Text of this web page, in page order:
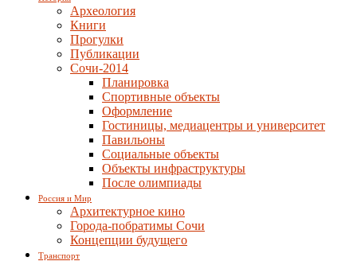
Археология
Книги
Прогулки
Публикации
Сочи-2014
Планировка
Спортивные объекты
Оформление
Гостиницы, медиацентры и университет
Павильоны
Социальные объекты
Объекты инфраструктуры
После олимпиады
Россия и Мир
Архитектурное кино
Города-побратимы Сочи
Концепции будущего
Транспорт